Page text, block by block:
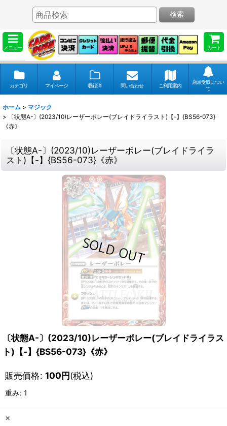
メニュー カート
検索
カテゴリ マイページ 収録弾 問い合わせ ご利用案内
店頭受取につい
て
ホーム > マジック
>
〔状態A-〕(2023/10)レーザーボレー(ブレイドライラスト)【-】{BS56-073}
《赤》
〔状態A-〕(2023/10)レーザーボレー(ブレイドライラ
スト)【-】{BS56-073}《赤》
〔状態A-〕(2023/10)レーザーボレー(ブレイドライラス
ト)【-】{BS56-073}《赤》
販売価格: 100円(税込)
重み: 1
×